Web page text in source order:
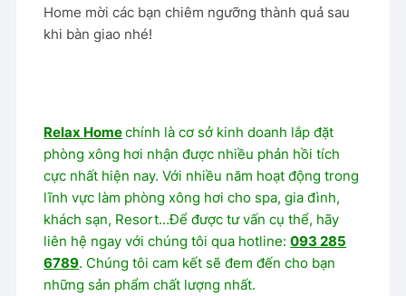
Home mời các bạn chiêm ngưỡng thành quả sau
khi bàn giao nhé!
Relax Homechính là cơ sở kinh doanh lắp đặt
phòng xông hơi nhận được nhiều phản hồi tích
cực nhất hiện nay. Với nhiều năm hoạt động trong
lĩnh vực làm phòng xông hơi cho spa, gia đình,
khách sạn, Resort…Để được tư vấn cụ thể, hãy
liên hệ ngay với chúng tôi qua hotline:093 285
6789. Chúng tôi cam kết sẽ đem đến cho bạn
những sản phẩm chất lượng nhất.